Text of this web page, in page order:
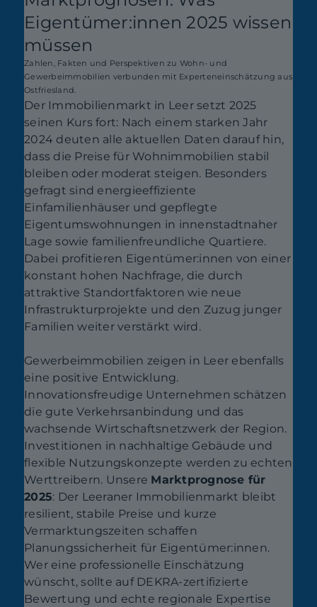
Eigentümer:innen 2025 wissen
müssen
Zahlen, Fakten und Perspektiven zu Wohn- und
Gewerbeimmobilien verbunden mit Experteneinschätzung aus
Ostfriesland.
Der Immobilienmarkt in Leer setzt 2025
seinen Kurs fort: Nach einem starken Jahr
2024 deuten alle aktuellen Daten darauf hin,
dass die Preise für Wohnimmobilien stabil
bleiben oder moderat steigen. Besonders
gefragt sind energieeffiziente
Einfamilienhäuser und gepflegte
Eigentumswohnungen in innenstadtnaher
Lage sowie familienfreundliche Quartiere.
Dabei profitieren Eigentümer:innen von einer
konstant hohen Nachfrage, die durch
attraktive Standortfaktoren wie neue
Infrastrukturprojekte und den Zuzug junger
Familien weiter verstärkt wird.
Gewerbeimmobilien zeigen in Leer ebenfalls
eine positive Entwicklung.
Innovationsfreudige Unternehmen schätzen
die gute Verkehrsanbindung und das
wachsende Wirtschaftsnetzwerk der Region.
Investitionen in nachhaltige Gebäude und
flexible Nutzungskonzepte werden zu echten
Werttreibern. Unsere Marktprognose für
2025: Der Leeraner Immobilienmarkt bleibt
resilient, stabile Preise und kurze
Vermarktungszeiten schaffen
Planungssicherheit für Eigentümer:innen.
Wer eine professionelle Einschätzung
wünscht, sollte auf DEKRA-zertifizierte
Bewertung und echte regionale Expertise